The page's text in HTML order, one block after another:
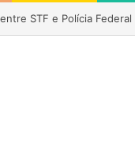
da Lava Jato